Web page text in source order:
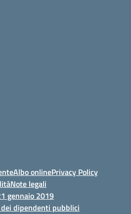
Albo onlinePrivacy Policy
Note legali
gennaio 2019
dipendenti pubblici